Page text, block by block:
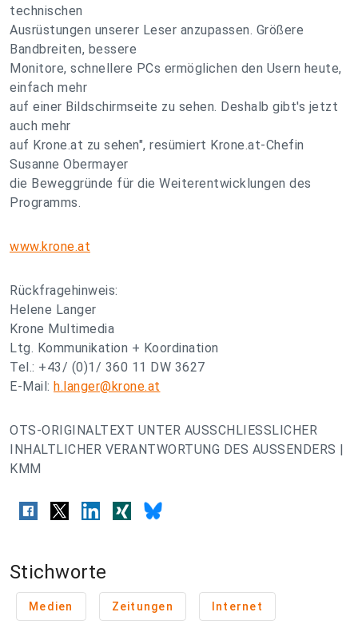
technischen
Ausrüstungen unserer Leser anzupassen. Größere
Bandbreiten, bessere
Monitore, schnellere PCs ermöglichen den Usern heute,
einfach mehr
auf einer Bildschirmseite zu sehen. Deshalb gibt's jetzt
auch mehr
auf Krone.at zu sehen", resümiert Krone.at-Chefin
Susanne Obermayer
die Beweggründe für die Weiterentwicklungen des
Programms.
www.krone.at
Rückfragehinweis:
Helene Langer
Krone Multimedia
Ltg. Kommunikation + Koordination
Tel.: +43/ (0)1/ 360 11 DW 3627
E-Mail: h.langer@krone.at
OTS-ORIGINALTEXT UNTER AUSSCHLIESSLICHER
INHALTLICHER VERANTWORTUNG DES AUSSENDERS |
KMM
Stichworte
Medien Zeitungen Internet